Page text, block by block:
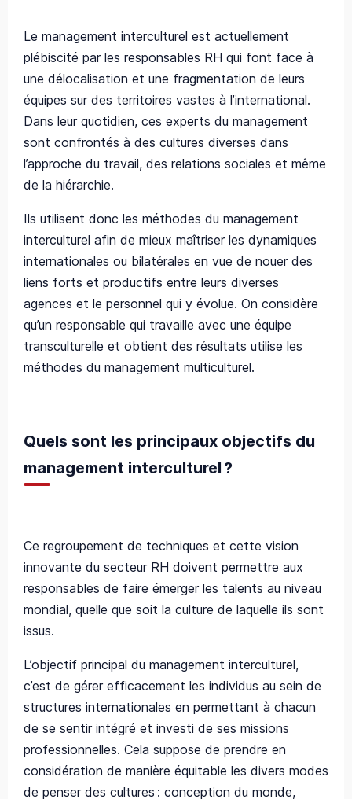
Le management interculturel est actuellement
plébiscité par les responsables RH qui font face à
une délocalisation et une fragmentation de leurs
équipes sur des territoires vastes à l’international.
Dans leur quotidien, ces experts du management
sont confrontés à des cultures diverses dans
l’approche du travail, des relations sociales et même
de la hiérarchie.
Ils utilisent donc les méthodes du management
interculturel afin de mieux maîtriser les dynamiques
internationales ou bilatérales en vue de nouer des
liens forts et productifs entre leurs diverses
agences et le personnel qui y évolue. On considère
qu’un responsable qui travaille avec une équipe
transculturelle et obtient des résultats utilise les
méthodes du management multiculturel.
Quels sont les principaux objectifs du
management interculturel ?
Ce regroupement de techniques et cette vision
innovante du secteur RH doivent permettre aux
responsables de faire émerger les talents au niveau
mondial, quelle que soit la culture de laquelle ils sont
issus.
L’objectif principal du management interculturel,
c’est de gérer efficacement les individus au sein de
structures internationales en permettant à chacun
de se sentir intégré et investi de ses missions
professionnelles. Cela suppose de prendre en
considération de manière équitable les divers modes
de penser des cultures : conception du monde,